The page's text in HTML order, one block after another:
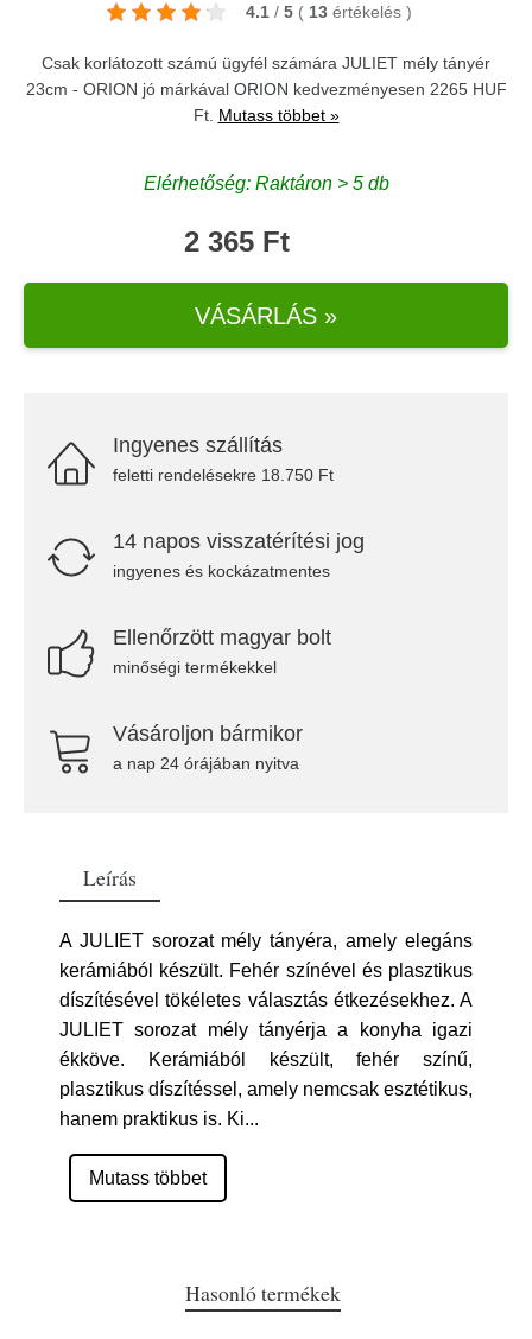
4.1 / 5 ( 13 értékelés )
Csak korlátozott számú ügyfél számára JULIET mély tányér
23cm - ORION jó márkával ORION kedvezményesen 2265 HUF
Ft. Mutass többet »
Elérhetőség: Raktáron > 5 db
2 365 Ft
VÁSÁRLÁS »
Ingyenes szállítás
feletti rendelésekre 18.750 Ft
14 napos visszatérítési jog
ingyenes és kockázatmentes
Ellenőrzött magyar bolt
minőségi termékekkel
Vásároljon bármikor
a nap 24 órájában nyitva
Leírás
A JULIET sorozat mély tányéra, amely elegáns
kerámiából készült. Fehér színével és plasztikus
díszítésével tökéletes választás étkezésekhez. A
JULIET sorozat mély tányérja a konyha igazi
ékköve. Kerámiából készült, fehér színű,
plasztikus díszítéssel, amely nemcsak esztétikus,
hanem praktikus is. Ki...
Mutass többet
Hasonló termékek